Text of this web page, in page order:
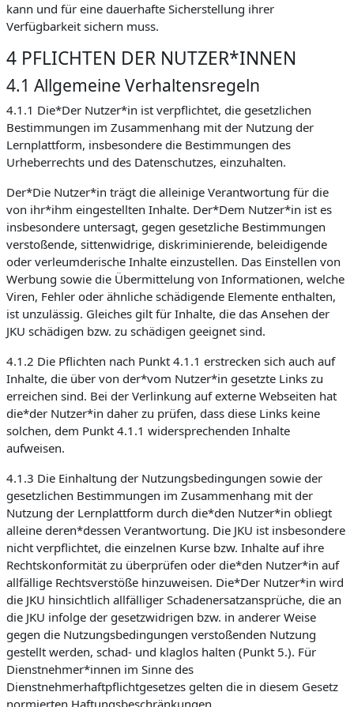
kann und für eine dauerhafte Sicherstellung ihrer
Verfügbarkeit sichern muss.
4 PFLICHTEN DER NUTZER*INNEN
4.1 Allgemeine Verhaltensregeln
4.1.1 Die*Der Nutzer*in ist verpflichtet, die gesetzlichen
Bestimmungen im Zusammenhang mit der Nutzung der
Lernplattform, insbesondere die Bestimmungen des
Urheberrechts und des Datenschutzes, einzuhalten.
Der*Die Nutzer*in trägt die alleinige Verantwortung für die
von ihr*ihm eingestellten Inhalte. Der*Dem Nutzer*in ist es
insbesondere untersagt, gegen gesetzliche Bestimmungen
verstoßende, sittenwidrige, diskriminierende, beleidigende
oder verleumderische Inhalte einzustellen. Das Einstellen von
Werbung sowie die Übermittelung von Informationen, welche
Viren, Fehler oder ähnliche schädigende Elemente enthalten,
ist unzulässig. Gleiches gilt für Inhalte, die das Ansehen der
JKU schädigen bzw. zu schädigen geeignet sind.
4.1.2 Die Pflichten nach Punkt 4.1.1 erstrecken sich auch auf
Inhalte, die über von der*vom Nutzer*in gesetzte Links zu
erreichen sind. Bei der Verlinkung auf externe Webseiten hat
die*der Nutzer*in daher zu prüfen, dass diese Links keine
solchen, dem Punkt 4.1.1 widersprechenden Inhalte
aufweisen.
4.1.3 Die Einhaltung der Nutzungsbedingungen sowie der
gesetzlichen Bestimmungen im Zusammenhang mit der
Nutzung der Lernplattform durch die*den Nutzer*in obliegt
alleine deren*dessen Verantwortung. Die JKU ist insbesondere
nicht verpflichtet, die einzelnen Kurse bzw. Inhalte auf ihre
Rechtskonformität zu überprüfen oder die*den Nutzer*in auf
allfällige Rechtsverstöße hinzuweisen. Die*Der Nutzer*in wird
die JKU hinsichtlich allfälliger Schadenersatzansprüche, die an
die JKU infolge der gesetzwidrigen bzw. in anderer Weise
gegen die Nutzungsbedingungen verstoßenden Nutzung
gestellt werden, schad- und klaglos halten (Punkt 5.). Für
Dienstnehmer*innen im Sinne des
Dienstnehmerhaftpflichtgesetzes gelten die in diesem Gesetz
normierten Haftungsbeschränkungen.